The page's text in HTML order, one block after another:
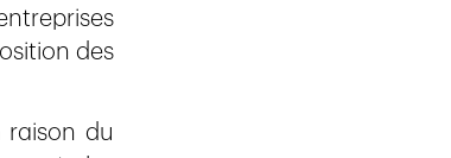
des
raison du